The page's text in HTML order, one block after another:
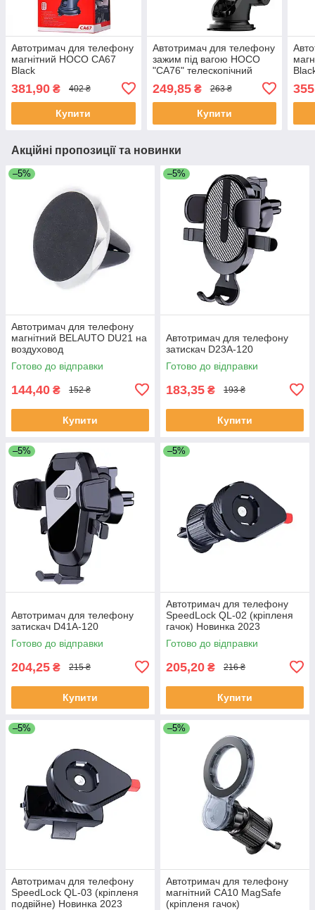
Автотримач для телефону
магнітний HOCO CA67
Black
381,90 ₴ 402 ₴
Купити
Автотримач для телефону
зажим під вагою HOCO
"CA76" телескопічний
249,85₴ 263 ₴
Купити
Акційні пропозиції та новинки
–5%
Автотримач для телефону
магнітний BELAUTO DU21 на
воздуховод
Готово до відправки
144,40 ₴ 152 ₴
Купити
–5%
Автотримач для телефону
затискач D23A-120
Готово до відправки
183,35 ₴ 193 ₴
Купити
–5%
Автотримач для телефону
затискач D41A-120
Готово до відправки
204,25 ₴ 215 ₴
Купити
–5%
Автотримач для телефону
SpeedLock QL-02 (кріпленя
гачок) Новинка 2023
Готово до відправки
205,20 ₴ 216 ₴
Купити
–5%
Автотримач для телефону
SpeedLock QL-03 (кріпленя
подвійне) Новинка 2023
–5%
Автотримач для телефону
магнітний CA10 MagSafe
(кріпленя гачок)